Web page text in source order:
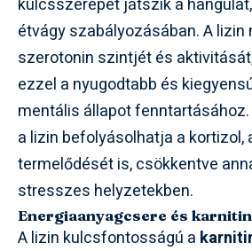
étvágy szabályozásában. A lizin
szerotonin szintjét és
ezzel a nyugodtabb és
mentális állapot
a lizin befolyásolhatja a
termelődését is, csökkentve
stresszes helyzetekben.
Energiaanyagcsere és
A lizin kulcsfontosságú a